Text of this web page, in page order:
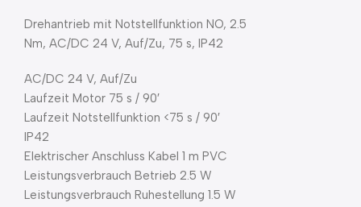
Drehantrieb mit Notstellfunktion NO, 2.5
Nm, AC/DC 24 V, Auf/Zu, 75 s, IP42
AC/DC 24 V, Auf/Zu
Laufzeit Motor 75 s / 90′
Laufzeit Notstellfunktion <75 s / 90′
IP42
Elektrischer Anschluss Kabel 1 m PVC
Leistungsverbrauch Betrieb 2.5 W
Leistungsverbrauch Ruhestellung 1.5 W